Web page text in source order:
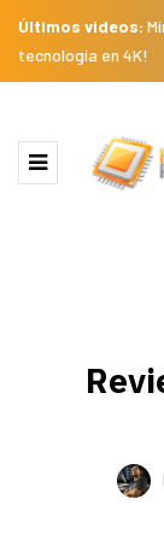
Últimos videos:
tecnología en 4K!